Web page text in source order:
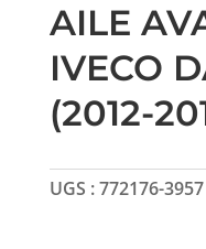
AILE
IVECO
(2012-
UGS :772176-3957